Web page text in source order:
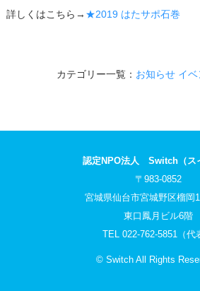
詳しくはこちら→ ★2019 はたサポ石巻
カテゴリー一覧： お知らせ イベ
認定NPO法人 Switch（ス
〒983-0852
宮城県仙台市宮城野区榴岡
東口鳳月ビル6階
TEL 022-762-5851（代
© Switch All Rights